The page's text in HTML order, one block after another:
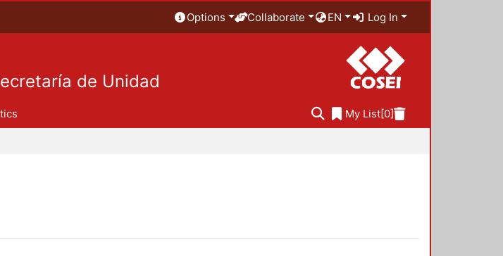
Options Collaborate EN Log In
de Unidad
My List[0]